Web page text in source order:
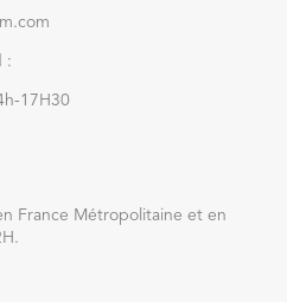
:
17H30
France Métropolitaine et en